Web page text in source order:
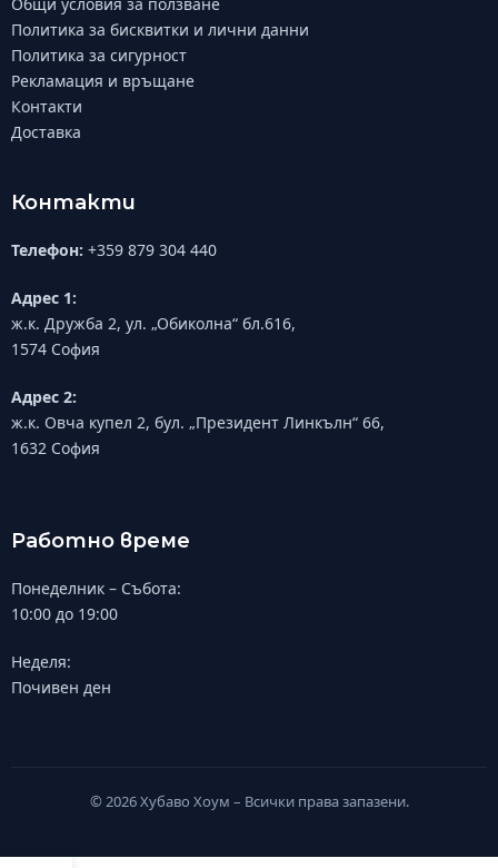
Политика за бисквитки и лични данни
Политика за сигурност
Рекламация и връщане
Контакти
Доставка
Контакти
Телефон: +359 879 304 440
Адрес 1:
ж.к. Дружба 2, ул. „Обиколна“ бл.616,
1574 София
Адрес 2:
ж.к. Овча купел 2, бул. „Президент Линкълн“ 66,
1632 София
Работно време
Понеделник – Събота:
10:00 до 19:00
Неделя:
Почивен ден
© 2026 Хубаво Хоум – Всички права запазени.